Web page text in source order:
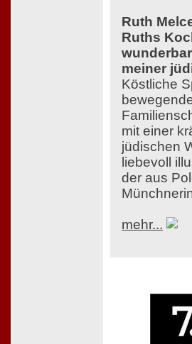
Ruth
Ruths
meiner
Köstliche
mit einer
jüdischen
liebevoll
der aus
mehr...